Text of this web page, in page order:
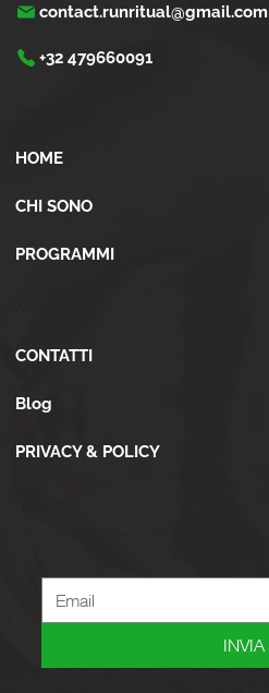
contact.runritual@gmail.com
+32 479660091
HOME
CHI SONO
PROGRAMMI
CONTATTI
Blog
PRIVACY & POLICY
INVIA